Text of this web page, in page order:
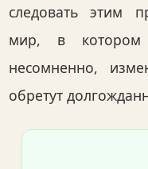
следовать этим
мир, в котором
несомненно,
обретут